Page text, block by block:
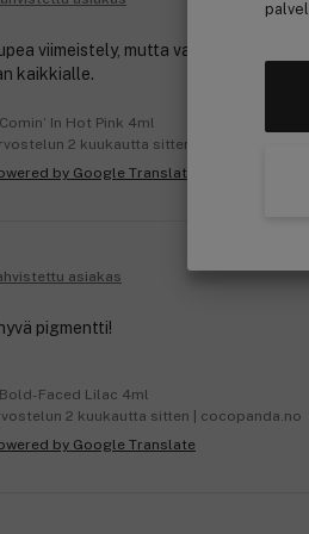
viimeistely, mutta vastareaktio on
kaikkialle.
In Hot Pink 4ml
2 kuukautta sitten | cocopanda.se
asiakas
pigmentti!
Faced Lilac 4ml
2 kuukautta sitten | cocopanda.no